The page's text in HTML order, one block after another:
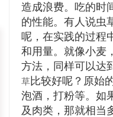
造成浪费。吃的时
的性能。有人说虫
呢，在实践的过程
和用量。就像小麦
方法，同样可以达
草比较好呢？原始
泡酒，打粉等。如
及肉类，那就相当